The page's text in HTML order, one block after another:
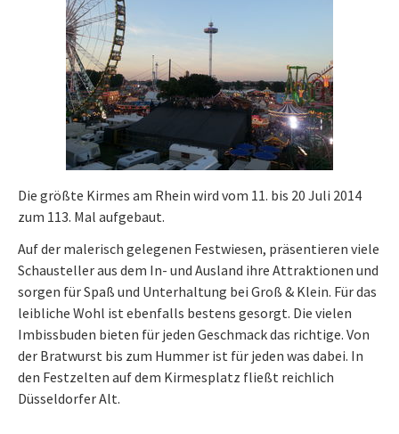
Die größte Kirmes am Rhein wird vom 11. bis 20 Juli 2014
zum 113. Mal aufgebaut.
Auf der malerisch gelegenen Festwiesen, präsentieren viele
Schausteller aus dem In- und Ausland ihre Attraktionen und
sorgen für Spaß und Unterhaltung bei Groß & Klein. Für das
leibliche Wohl ist ebenfalls bestens gesorgt. Die vielen
Imbissbuden bieten für jeden Geschmack das richtige. Von
der Bratwurst bis zum Hummer ist für jeden was dabei. In
den Festzelten auf dem Kirmesplatz fließt reichlich
Düsseldorfer Alt.